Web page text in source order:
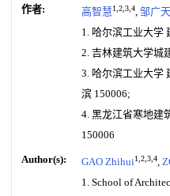
作者: 高智慧1,2,3,4, 邹广天
1. 哈尔滨工业大学
2. 吉林建筑大学城
3. 哈尔滨工业大学
滨 150006;
4. 黑龙江省寒地建
150006
Author(s): GAO Zhihui1,2,3,4,
1. School of